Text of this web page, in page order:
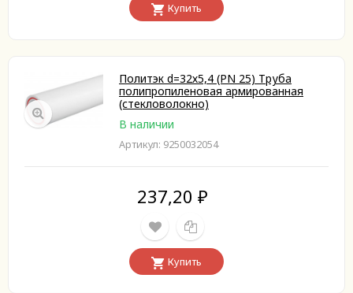
Купить
Политэк d=32х5,4 (PN 25) Труба
полипропиленовая армированная
(стекловолокно)
В наличии
Артикул: 9250032054
237,20 ₽
Купить